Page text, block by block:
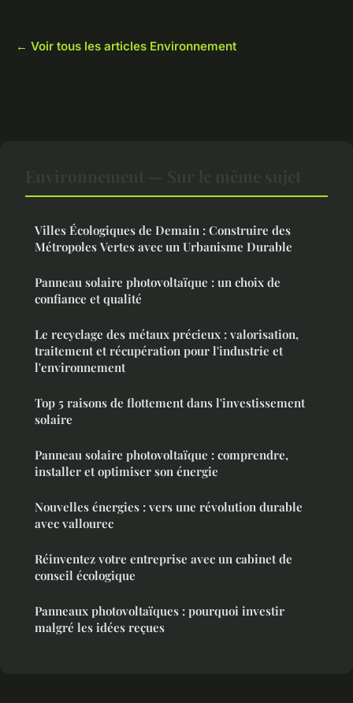
← Voir tous les articles Environnement
Villes Écologiques de Demain : Construire des
Métropoles Vertes avec un Urbanisme Durable
Panneau solaire photovoltaïque : un choix de
confiance et qualité
Le recyclage des métaux précieux : valorisation,
traitement et récupération pour l'industrie et
l'environnement
Top 5 raisons de flottement dans l'investissement
solaire
Panneau solaire photovoltaïque : comprendre,
installer et optimiser son énergie
Nouvelles énergies : vers une révolution durable
avec vallourec
Réinventez votre entreprise avec un cabinet de
conseil écologique
Panneaux photovoltaïques : pourquoi investir
malgré les idées reçues